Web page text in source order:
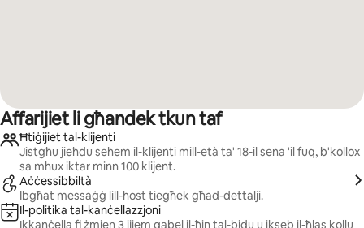
Affarijiet li għandek tkun taf
Ħtiġijiet tal-klijenti
Jistgħu jieħdu sehem il-klijenti mill-età ta' 18-il sena 'il fuq, b'kollox
sa mhux iktar minn 100 klijent.
Aċċessibbiltà
Ibgħat messaġġ lill-host tiegħek għad-dettalji.
Il-politika tal-kanċellazzjoni
Ikkanċella fi żmien 3 ijiem qabel il-ħin tal-bidu u ikseb il-ħlas kollu